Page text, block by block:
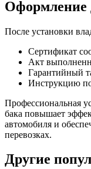
Оформление
После установки
Сертификат
Акт
Гарантийный
Инструкцию
Профессиональная
бака повышает
автомобиля и
перевозках.
Другие